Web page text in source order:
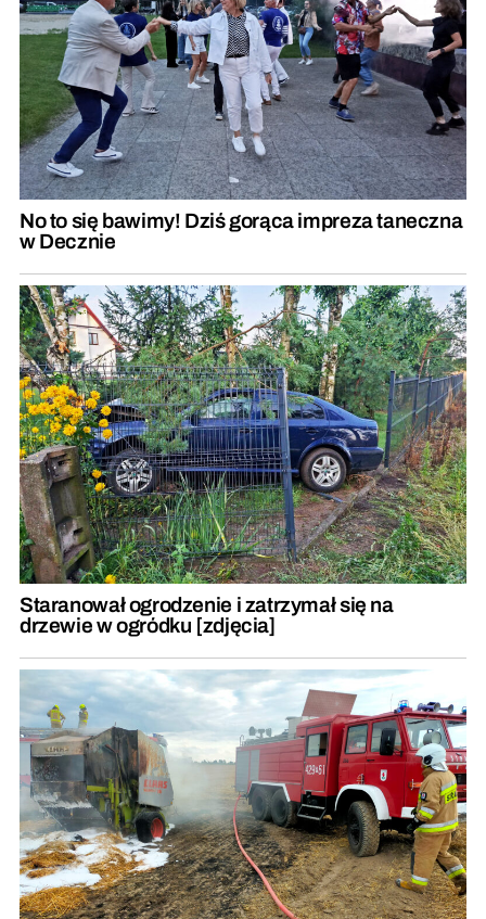
No to się bawimy! Dziś gorąca impreza taneczna
w Decznie
Staranował ogrodzenie i zatrzymał się na
drzewie w ogródku [zdjęcia]